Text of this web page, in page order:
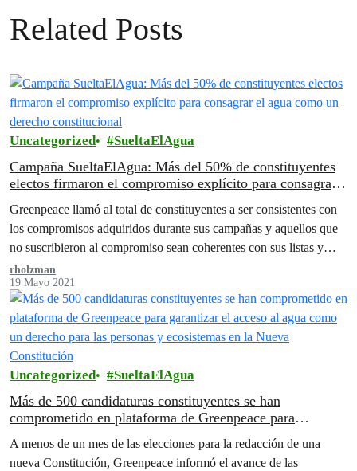
Related Posts
Uncategorized SueltaElAgua
Campaña SueltaElAgua: Más del 50% de constituyentes
electos firmaron el compromiso explícito para consagrar
el agua como un derecho constitucional
Greenpeace llamó al total de constituyentes a ser consistentes con
los compromisos adquiridos durante sus campañas y aquellos que
no suscribieron al compromiso sean coherentes con sus listas y
programas políticos.
rholzman
19 Mayo 2021
Uncategorized SueltaElAgua
Más de 500 candidaturas constituyentes se han
comprometido en plataforma de Greenpeace para
garantizar el acceso al agua como un derecho para las
personas y ecosistemas en la Nueva Constitución
A menos de un mes de las elecciones para la redacción de una
nueva Constitución, Greenpeace informó el avance de las